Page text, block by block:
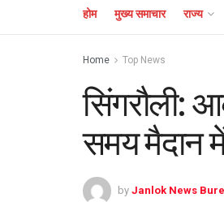
होम मुख्य समाचार राज्य
Home Top News
सिंगरौली:
समय मैदान
by Janlok News